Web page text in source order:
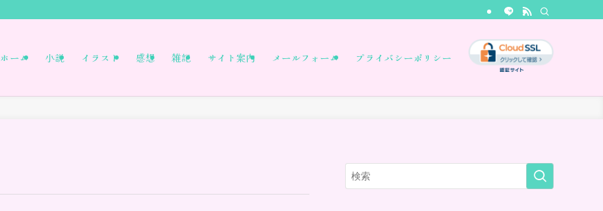
ホーム 小説 イラスト 感想 雑記 サイト案内 メールフォーム プライバシーポリシー